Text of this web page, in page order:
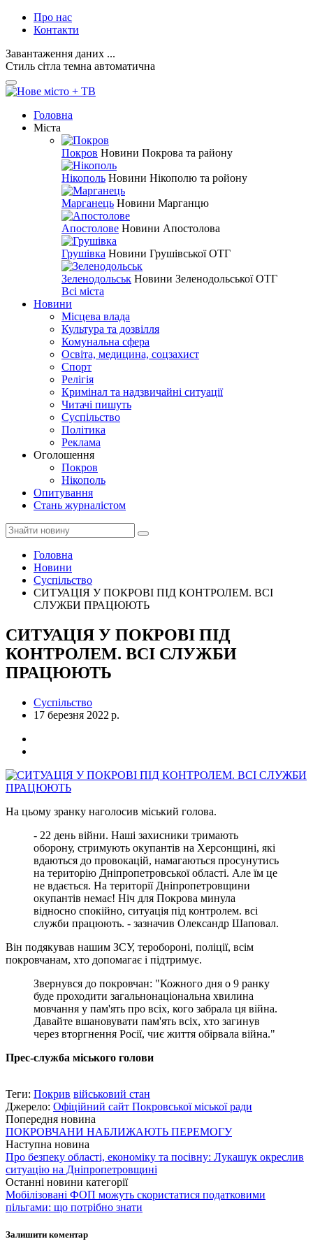
Про нас
Контакти
Завантаження даних ...
Стиль сітла темна автоматична
Головна
Міста
Покров Новини Покрова та району
Нікополь Новини Нікополю та ройону
Марганець Новини Марганцю
Апостолове Новини Апостолова
Грушівка Новини Грушівської ОТГ
Зеленодольськ Новини Зеленодольської ОТГ
Всі міста
Новини
Місцева влада
Культура та дозвілля
Комунальна сфера
Освіта, медицина, соцзахист
Спорт
Релігія
Кримінал та надзвичайні ситуації
Читачі пишуть
Суспільство
Політика
Реклама
Оголошення
Покров
Нікополь
Опитування
Стань журналістом
Головна
Новини
Суспільство
СИТУАЦІЯ У ПОКРОВІ ПІД КОНТРОЛЕМ. ВСІ
СЛУЖБИ ПРАЦЮЮТЬ
СИТУАЦІЯ У ПОКРОВІ ПІД
КОНТРОЛЕМ. ВСІ СЛУЖБИ
ПРАЦЮЮТЬ
Суспільство
17 березня 2022 р.
На цьому зранку наголосив міський голова.
- 22 день війни. Наші захисники тримають
оборону, стримують окупантів на Херсонщині, які
вдаються до провокацій, намагаються просунутись
на територію Дніпропетровської області. Але їм це
не вдається. На території Дніпропетровщини
окупантів немає! Ніч для Покрова минула
відносно спокійно, ситуація під контролем. всі
служби працюють. - зазначив Олександр Шаповал.
Він подякував нашим ЗСУ, теробороні, поліції, всім
покровчанам, хто допомагає і підтримує.
Звернувся до покровчан: "Кожного дня о 9 ранку
буде проходити загальнонаціональна хвилина
мовчання у пам'ять про всіх, кого забрала ця війна.
Давайте вшановувати пам'ять всіх, хто загинув
через вторгнення Росії, чиє життя обірвала війна."
Прес-служба міського голови
Теги: Покрив військовий стан
Джерело: Офіційний сайт Покровської міської ради
Попередня новина
ПОКРОВЧАНИ НАБЛИЖАЮТЬ ПЕРЕМОГУ
Наступна новина
Про безпеку області, економіку та посівну: Лукашук окреслив
ситуацію на Дніпропетровщині
Останні новини категорії
Мобілізовані ФОП можуть скористатися податковими
пільгами: що потрібно знати
Залишити коментар